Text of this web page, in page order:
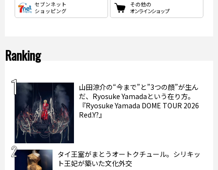
セブンネット
ショッピング
その他の
オンラインショップ
Ranking
山田涼介の“今まで”と”3つの顔”が生ん
だ、Ryosuke Yamadaという在り方。
『Ryosuke Yamada DOME TOUR 2026
Red.Y?』
タイ王室がまとうオートクチュール。シリキッ
ト王妃が築いた文化外交